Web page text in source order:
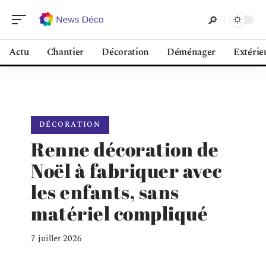
Actu Chantier Décoration Déménager
DÉCORATION
Renne décoration de
Noël à fabriquer avec
les enfants, sans
matériel compliqué
7 juillet 2026